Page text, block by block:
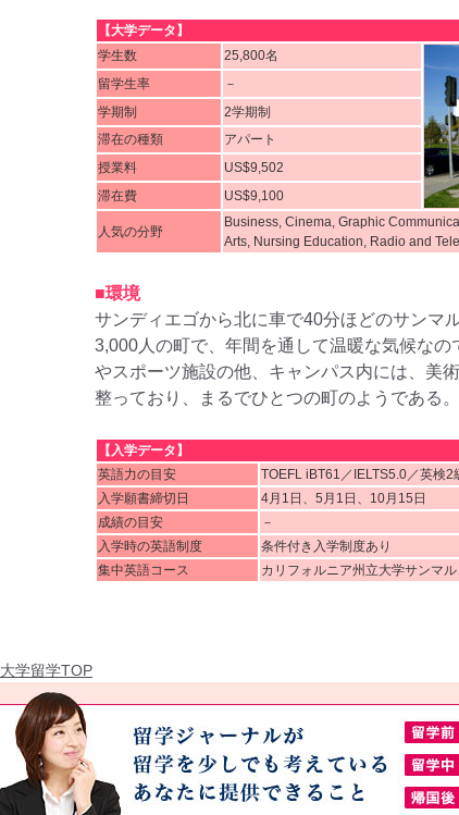
【大学データ】
学生数
25,800名
留学生率
－
学期制
2学期制
滞在の種類
アパート
授業料
US$9,502
滞在費
US$9,100
人気の分野
Business, Cinema, Graphic
Arts, Nursing Education, Radio and
■環境
サンディエゴから北に車で40分ほどのサンマ
3,000人の町で、年間を通して温暖な気候なの
やスポーツ施設の他、キャンパス内には、美
整っており、まるでひとつの町のようである。
【入学データ】
英語力の目安
TOEFL iBT61／IELTS5.0／英検2
入学願書締切日
4月1日、5月1日、10月15日
成績の目安
－
入学時の英語制度
条件付き入学制度あり
集中英語コース
カリフォルニア州立大学サンマ
大学留学TOP